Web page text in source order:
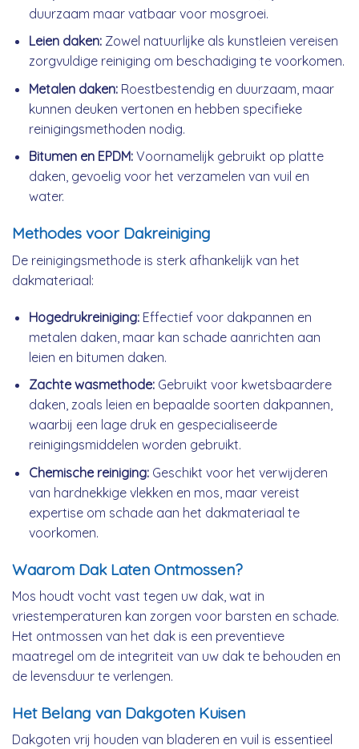
duurzaam maar vatbaar voor mosgroei.
Leien daken:Zowel natuurlijke als kunstleien vereisen
zorgvuldige reiniging om beschadiging te voorkomen.
Metalen daken:Roestbestendig en duurzaam, maar
kunnen deuken vertonen en hebben specifieke
reinigingsmethoden nodig.
Bitumen en EPDM:Voornamelijk gebruikt op platte
daken, gevoelig voor het verzamelen van vuil en
water.
Methodes voor Dakreiniging
De reinigingsmethode is sterk afhankelijk van het
dakmateriaal:
Hogedrukreiniging:Effectief voor dakpannen en
metalen daken, maar kan schade aanrichten aan
leien en bitumen daken.
Zachte wasmethode:Gebruikt voor kwetsbaardere
daken, zoals leien en bepaalde soorten dakpannen,
waarbij een lage druk en gespecialiseerde
reinigingsmiddelen worden gebruikt.
Chemische reiniging:Geschikt voor het verwijderen
van hardnekkige vlekken en mos, maar vereist
expertise om schade aan het dakmateriaal te
voorkomen.
Waarom Dak Laten Ontmossen?
Mos houdt vocht vast tegen uw dak, wat in
vriestemperaturen kan zorgen voor barsten en schade.
Het ontmossen van het dak is een preventieve
maatregel om de integriteit van uw dak te behouden en
de levensduur te verlengen.
Het Belang van Dakgoten Kuisen
Dakgoten vrij houden van bladeren en vuil is essentieel